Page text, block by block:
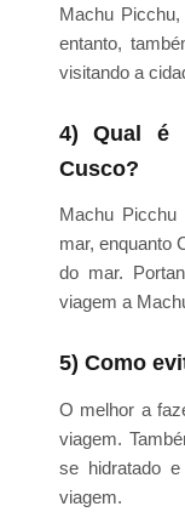
Machu
entanto,
visitando a
4) Qual é
Cusco?
Machu
mar, enquanto
do mar.
viagem a
5) Como
O melhor a
viagem.
se hidratado
viagem.